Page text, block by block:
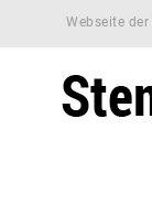
Webseite der